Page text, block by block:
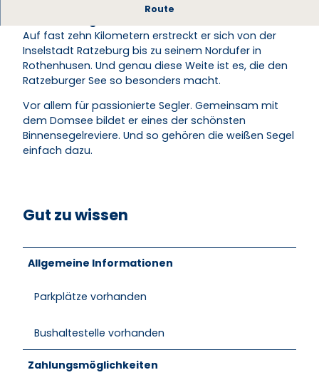
Route
Der Ratzeburger See ist die Adresse für alle
Auf fast zehn Kilometern erstreckt er sich von der
Inselstadt Ratzeburg bis zu seinem Nordufer in
Rothenhusen. Und genau diese Weite ist es, die den
Ratzeburger See so besonders macht.
Vor allem für passionierte Segler. Gemeinsam mit
dem Domsee bildet er eines der schönsten
Binnensegelreviere. Und so gehören die weißen Segel
einfach dazu.
Gut zu wissen
Allgemeine Informationen
Parkplätze vorhanden
Bushaltestelle vorhanden
Zahlungsmöglichkeiten